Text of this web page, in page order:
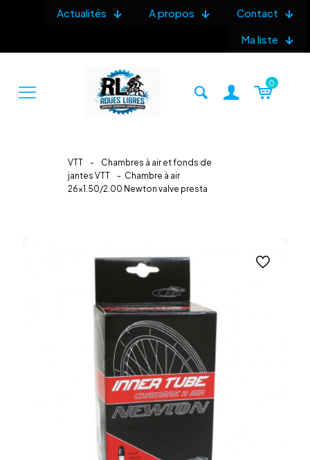
Actualités A propos
Contact
Ma liste
0
VTT -
Chambres à air et fonds de
jantes VTT
- Chambre à air
26×1.50/2.00 Newton valve presta